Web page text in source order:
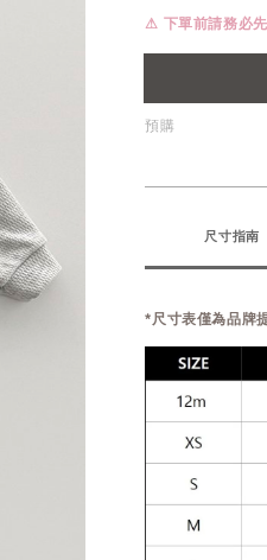
⚠ 下單前請務必
預購
尺寸指南
*尺寸表僅為品牌